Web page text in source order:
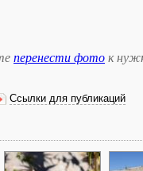
перенести фото к
Ссылки для публикаций